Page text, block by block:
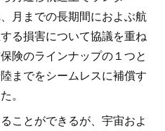
月までの長期間におよぶ航
る損害について協議を重ね
険のラインナップの１つと
までをシームレスに補償す
。
ことができるが、宇宙およ